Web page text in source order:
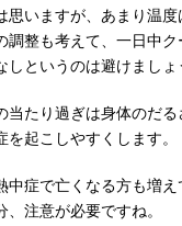
思いますが、あまり温度
調整も考えて、一日中ク
しというのは避けましょ
当たり過ぎは身体のだ
を起こしやすくします。
中症で亡くなる方も増え
、注意が必要ですね。